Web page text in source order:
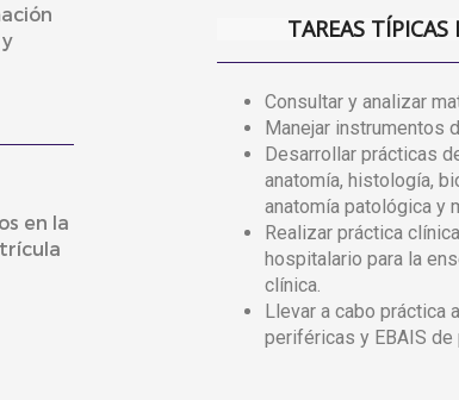
en la
TAREAS TÍPICAS
Consultar y analizar
Manejar instrumentos
Desarrollar prácticas
anatomía, histología,
anatomía patológica y
Realizar práctica
hospitalario para la
clínica.
Llevar a cabo práctica
periféricas y EBAIS